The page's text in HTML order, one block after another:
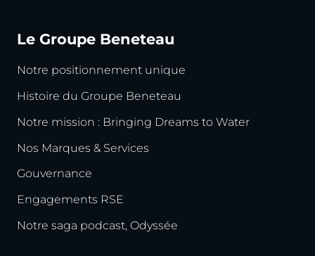
Le Groupe Beneteau
Notre positionnement unique
Histoire du Groupe Beneteau
Notre mission : Bringing Dreams to Water
Nos Marques & Services
Gouvernance
Engagements RSE
Notre saga podcast, Odyssée